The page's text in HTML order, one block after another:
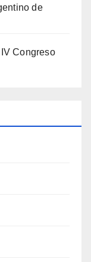
de
Congreso